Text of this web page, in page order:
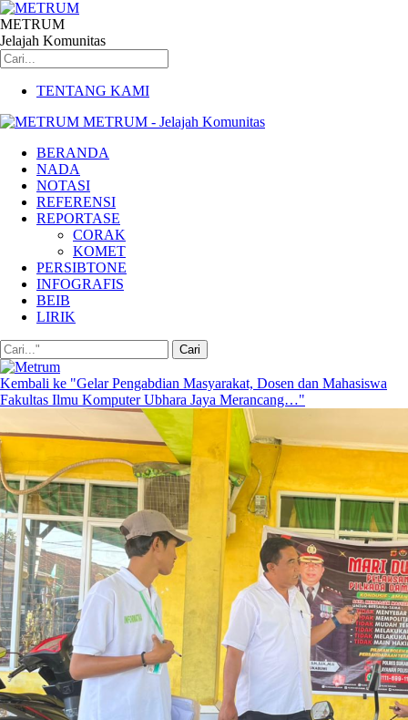
METRUM
Jelajah Komunitas
TENTANG KAMI
METRUM - Jelajah Komunitas
BERANDA
NADA
NOTASI
REFERENSI
REPORTASE
CORAK
KOMET
PERSIBTONE
INFOGRAFIS
BEIB
LIRIK
Kembali ke "Gelar Pengabdian Masyarakat, Dosen dan Mahasiswa
Fakultas Ilmu Komputer Ubhara Jaya Merancang…"